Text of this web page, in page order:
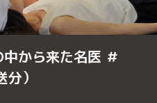
から来た名医 ＃
）